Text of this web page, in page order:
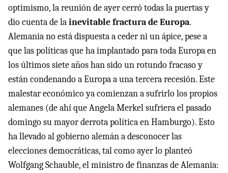
optimismo, la reunión de ayer cerró todas la puertas y
dio cuenta de lainevitable fractura de Europa.
Alemania no está dispuesta a ceder ni un ápice, pese a
que las políticas que ha implantado para toda Europa en
los últimos siete años han sido un rotundo fracaso y
están condenando a Europa a una tercera recesión. Este
malestar económico ya comienzan a sufrirlo los propios
alemanes (de ahí que Angela Merkel sufriera el pasado
domingo su mayor derrota política en Hamburgo). Esto
ha llevado al gobierno alemán a desconocer las
elecciones democráticas, tal como ayer lo planteó
Wolfgang Schauble, el ministro de finanzas de Alemania: